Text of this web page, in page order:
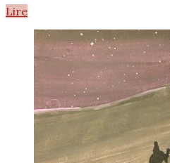
Lire